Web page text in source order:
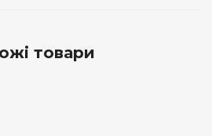
товари